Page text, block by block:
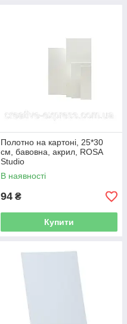
Полотно на картоні, 25*30
см, бавовна, акрил, ROSA
Studio
В наявності
94 ₴
Купити